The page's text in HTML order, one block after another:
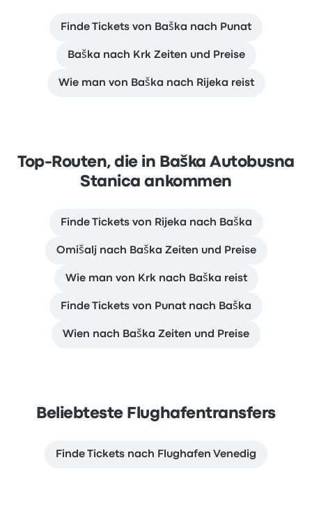
Finde Tickets von Baška nach Punat
Baška nach Krk Zeiten und Preise
Wie man von Baška nach Rijeka reist
Top-Routen, die in Baška Autobusna
Stanica ankommen
Finde Tickets von Rijeka nach Baška
Omišalj nach Baška Zeiten und Preise
Wie man von Krk nach Baška reist
Finde Tickets von Punat nach Baška
Wien nach Baška Zeiten und Preise
Beliebteste Flughafentransfers
Finde Tickets nach Flughafen Venedig